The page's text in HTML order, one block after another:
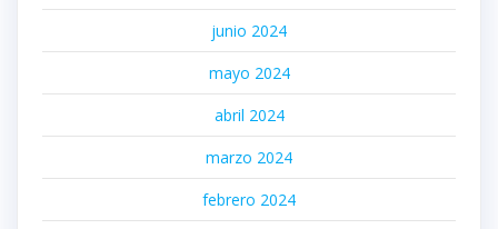
junio 2024
mayo 2024
abril 2024
marzo 2024
febrero 2024